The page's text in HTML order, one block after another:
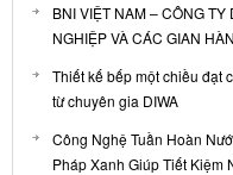
BNI VIỆT NAM – CÔNG
NGHIỆP VÀ CÁC GIAN
Thiết kế bếp một chiều đạt
từ chuyên gia DIWA
Công Nghệ Tuần Hoàn
Pháp Xanh Giúp Tiết